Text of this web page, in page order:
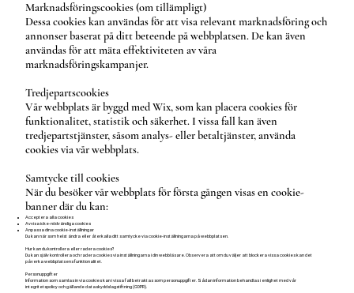
Marknadsföringscookies (om tillämpligt)
Dessa cookies kan användas för att visa relevant marknadsföring och
annonser baserat på ditt beteende på webbplatsen. De kan även
användas för att mäta effektiviteten av våra
marknadsföringskampanjer.
Tredjepartscookies
Vår webbplats är byggd med Wix, som kan placera cookies för
funktionalitet, statistik och säkerhet. I vissa fall kan även
tredjepartstjänster, såsom analys- eller betaltjänster, använda
cookies via vår webbplats.
Samtycke till cookies
När du besöker vår webbplats för första gången visas en cookie-
banner där du kan:
Acceptera alla cookies
Avvisa icke-nödvändiga cookies
Anpassa dina cookie-inställningar
Du kan när som helst ändra eller återkalla ditt samtycke via cookie-inställningarna på webbplatsen.
Hur kan du kontrollera eller radera cookies?
Du kan själv kontrollera och radera cookies via inställningarna i din webbläsare. Observera att om du väljer att blockera vissa cookies kan det
påverka webbplatsens funktionalitet.
Personuppgifter
Information som samlas in via cookies kan i vissa fall betraktas som personuppgifter. Sådan information behandlas i enlighet med vår
integritetspolicy och gällande dataskyddslagstiftning (GDPR).